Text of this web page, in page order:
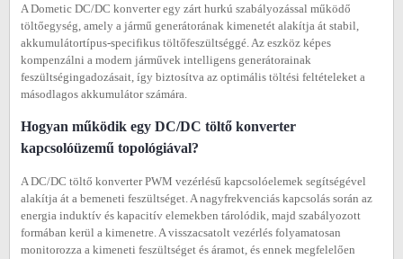
A Dometic DC/DC konverter egy zárt hurkú szabályozással működő
töltőegység, amely a jármű generátorának kimenetét alakítja át stabil,
akkumulátortípus-specifikus töltőfeszültséggé. Az eszköz képes
kompenzálni a modern járművek intelligens generátorainak
feszültségingadozásait, így biztosítva az optimális töltési feltételeket a
másodlagos akkumulátor számára.
Hogyan működik egy DC/DC töltő konverter
kapcsolóüzemű topológiával?
A DC/DC töltő konverter PWM vezérlésű kapcsolóelemek segítségével
alakítja át a bemeneti feszültséget. A nagyfrekvenciás kapcsolás során az
energia induktív és kapacitív elemekben tárolódik, majd szabályozott
formában kerül a kimenetre. A visszacsatolt vezérlés folyamatosan
monitorozza a kimeneti feszültséget és áramot, és ennek megfelelően